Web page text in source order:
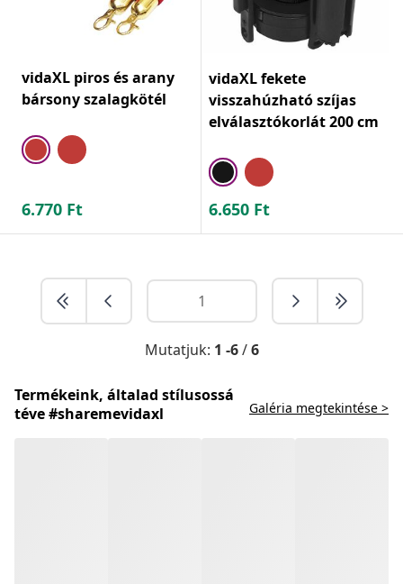
vidaXL piros és arany
bársony szalagkötél
6.770 Ft
vidaXL fekete
visszahúzható szíjas
elválasztókorlát 200 cm
6.650 Ft
Mutatjuk: 1 -6/6
Termékeink, általad stílusossá
téve #sharemevidaxl
Galéria megtekintése >